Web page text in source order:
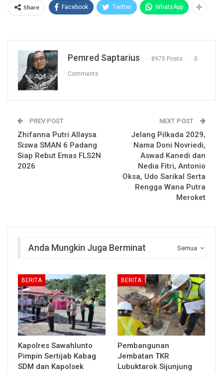
Share Facebook Twitter WhatsApp
Pemred Saptarius 8975 Posts 0
Comments
PREV POST
Zhifanna Putri Allaysa
Siswa SMAN 6 Padang
Siap Rebut Emas FLS2N
2026
NEXT POST
Jelang Pilkada 2029,
Nama Doni Novriedi,
Aswad Kanedi dan
Nedia Fitri, Antonio
Oksa, Udo Sarikal Serta
Rengga Wana Putra
Meroket
Semua
Anda Mungkin Juga Berminat
BERITA
Kapolres Sawahlunto
Pimpin Sertijab Kabag
SDM dan Kapolsek
BERITA
Pembangunan
Jembatan TKR
Lubuktarok Sijunjung